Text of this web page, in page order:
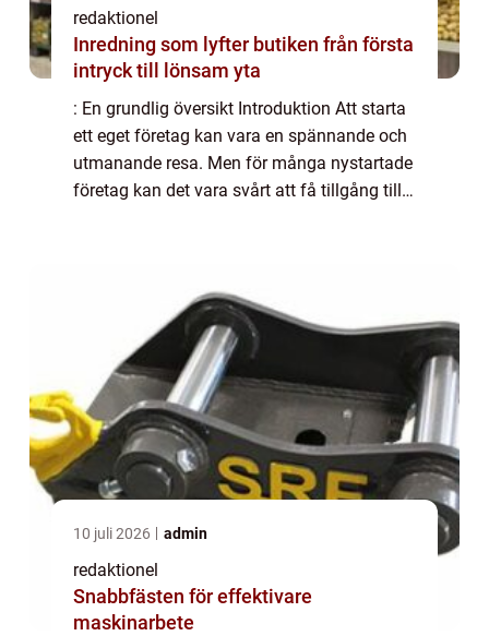
redaktionel
Inredning som lyfter butiken från första
intryck till lönsam yta
: En grundlig översikt Introduktion Att starta
ett eget företag kan vara en spännande och
utmanande resa. Men för många nystartade
företag kan det vara svårt att få tillgång till
10 juli 2026 admin
redaktionel
Snabbfästen för effektivare
maskinarbete